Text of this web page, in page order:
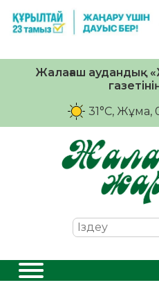
Жалағаш аудандық
31°C, Жұма,